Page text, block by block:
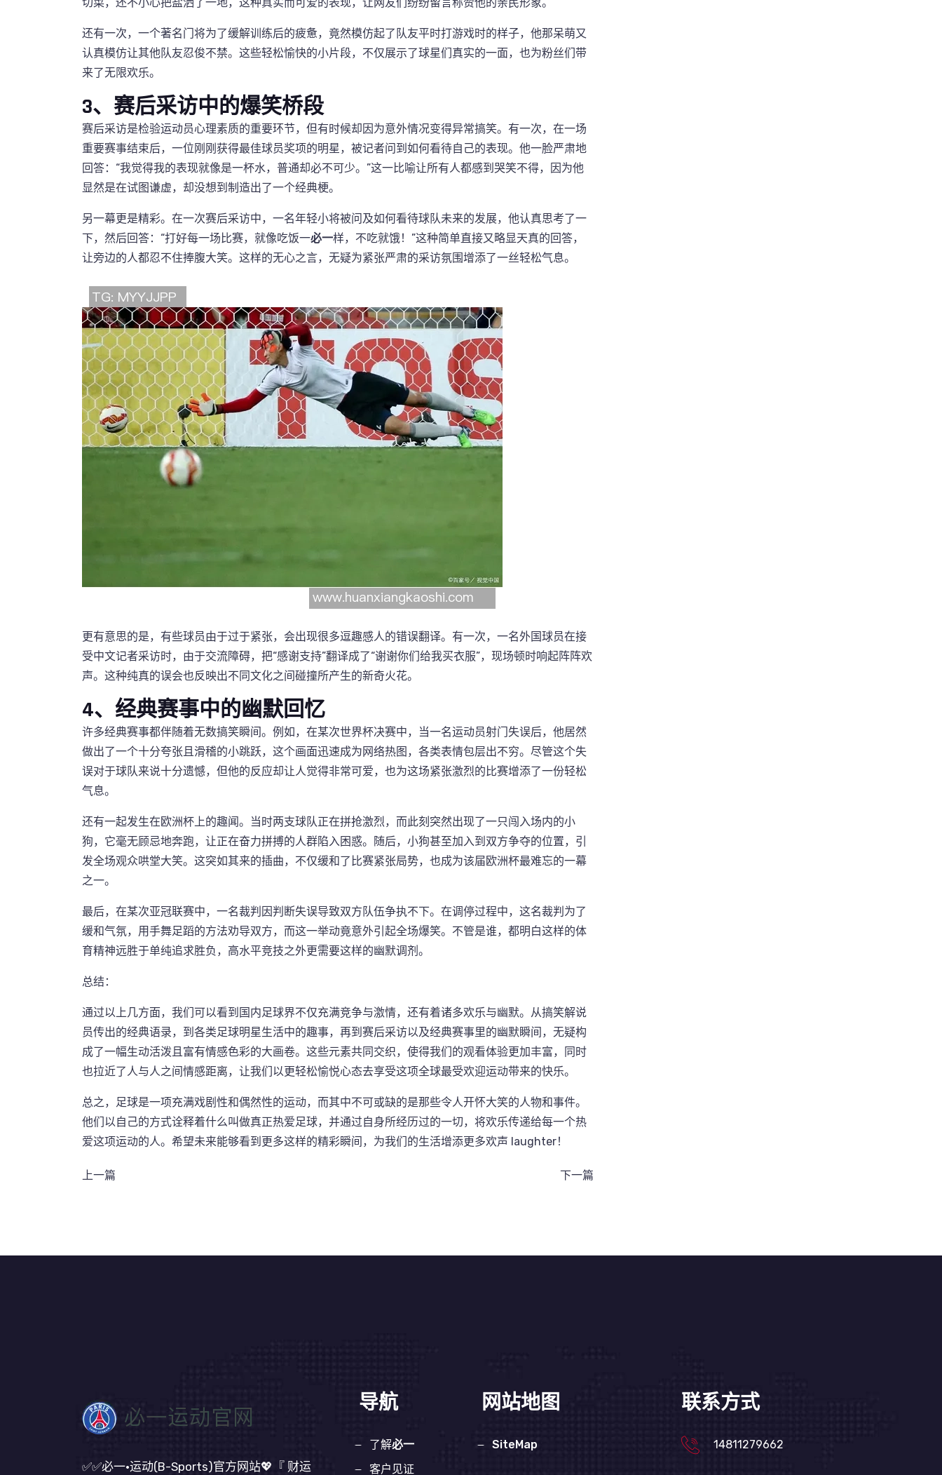
还有一次，一个著名门将为了缓解训练后的疲惫，竟然模仿起了队友平时打游戏时的样子，他那呆萌又
认真模仿让其他队友忍俊不禁。这些轻松愉快的小片段，不仅展示了球星们真实的一面，也为粉丝们带
来了无限欢乐。
3、赛后采访中的爆笑桥段
赛后采访是检验运动员心理素质的重要环节，但有时候却因为意外情况变得异常搞笑。有一次，在一场
重要赛事结束后，一位刚刚获得最佳球员奖项的明星，被记者问到如何看待自己的表现。他一脸严肃地
回答：“我觉得我的表现就像是一杯水，普通却必不可少。”这一比喻让所有人都感到哭笑不得，因为他
显然是在试图谦虚，却没想到制造出了一个经典梗。
另一幕更是精彩。在一次赛后采访中，一名年轻小将被问及如何看待球队未来的发展，他认真思考了一
下，然后回答：“打好每一场比赛，就像吃饭一必一样，不吃就饿！”这种简单直接又略显天真的回答，
让旁边的人都忍不住捧腹大笑。这样的无心之言，无疑为紧张严肃的采访氛围增添了一丝轻松气息。
更有意思的是，有些球员由于过于紧张，会出现很多逗趣感人的错误翻译。有一次，一名外国球员在接
受中文记者采访时，由于交流障碍，把“感谢支持”翻译成了“谢谢你们给我买衣服”，现场顿时响起阵阵欢
声。这种纯真的误会也反映出不同文化之间碰撞所产生的新奇火花。
4、经典赛事中的幽默回忆
许多经典赛事都伴随着无数搞笑瞬间。例如，在某次世界杯决赛中，当一名运动员射门失误后，他居然
做出了一个十分夸张且滑稽的小跳跃，这个画面迅速成为网络热图，各类表情包层出不穷。尽管这个失
误对于球队来说十分遗憾，但他的反应却让人觉得非常可爱，也为这场紧张激烈的比赛增添了一份轻松
气息。
还有一起发生在欧洲杯上的趣闻。当时两支球队正在拼抢激烈，而此刻突然出现了一只闯入场内的小
狗，它毫无顾忌地奔跑，让正在奋力拼搏的人群陷入困惑。随后，小狗甚至加入到双方争夺的位置，引
发全场观众哄堂大笑。这突如其来的插曲，不仅缓和了比赛紧张局势，也成为该届欧洲杯最难忘的一幕
之一。
最后，在某次亚冠联赛中，一名裁判因判断失误导致双方队伍争执不下。在调停过程中，这名裁判为了
缓和气氛，用手舞足蹈的方法劝导双方，而这一举动竟意外引起全场爆笑。不管是谁，都明白这样的体
育精神远胜于单纯追求胜负，高水平竞技之外更需要这样的幽默调剂。
总结：
通过以上几方面，我们可以看到国内足球界不仅充满竞争与激情，还有着诸多欢乐与幽默。从搞笑解说
员传出的经典语录，到各类足球明星生活中的趣事，再到赛后采访以及经典赛事里的幽默瞬间，无疑构
成了一幅生动活泼且富有情感色彩的大画卷。这些元素共同交织，使得我们的观看体验更加丰富，同时
也拉近了人与人之间情感距离，让我们以更轻松愉悦心态去享受这项全球最受欢迎运动带来的快乐。
总之，足球是一项充满戏剧性和偶然性的运动，而其中不可或缺的是那些令人开怀大笑的人物和事件。
他们以自己的方式诠释着什么叫做真正热爱足球，并通过自身所经历过的一切，将欢乐传递给每一个热
爱这项运动的人。希望未来能够看到更多这样的精彩瞬间，为我们的生活增添更多欢声 laughter！
上一篇 下一篇
✅✅必一·运动(B-Sports)官方网站💖『 财运
导航
了解必一
客户见证
网站地图
SiteMap
联系方式
14811279662